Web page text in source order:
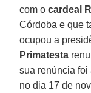
com ocardeal
Córdoba e que
ocupou a
Primatesta
sua renúncia
no dia 17 de